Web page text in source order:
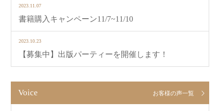
2023.11.07
書籍購入キャンペーン11/7~11/10
2023.10.23
【募集中】出版パーティーを開催します！
Voice お客様の声一覧